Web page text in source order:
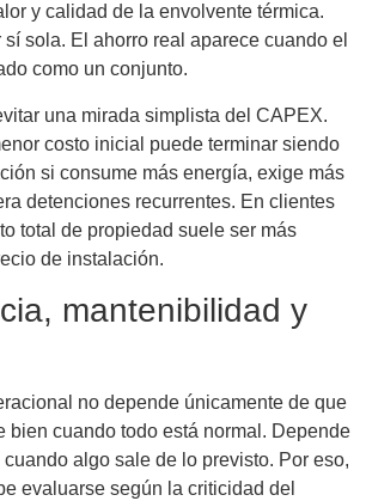
y calidad de la envolvente térmica.
sola. El ahorro real aparece cuando el
como un conjunto.
una mirada simplista del CAPEX.
costo inicial puede terminar siendo
si consume más energía, exige más
detenciones recurrentes. En clientes
total de propiedad suele ser más
de instalación.
mantenibilidad y
no depende únicamente de que
bien cuando todo está normal. Depende
algo sale de lo previsto. Por eso,
evaluarse según la criticidad del